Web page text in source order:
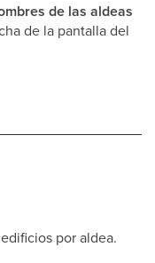
de las aldeas
de la pantalla del
por aldea.